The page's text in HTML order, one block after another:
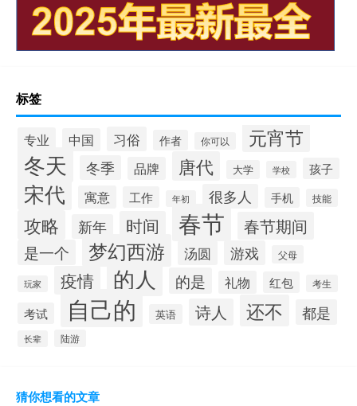
标签
专业 中国 习俗 作者 你可以 元宵节
冬天 冬季 品牌 唐代 大学 学校 孩子
宋代 寓意 工作 年初 很多人 手机 技能
攻略 新年 时间 春节 春节期间
是一个 梦幻西游 汤圆 游戏 父母
玩家 疫情 的人 的是 礼物 红包 考生
考试 自己的 英语 诗人 还不 都是
长辈 陆游
猜你想看的文章